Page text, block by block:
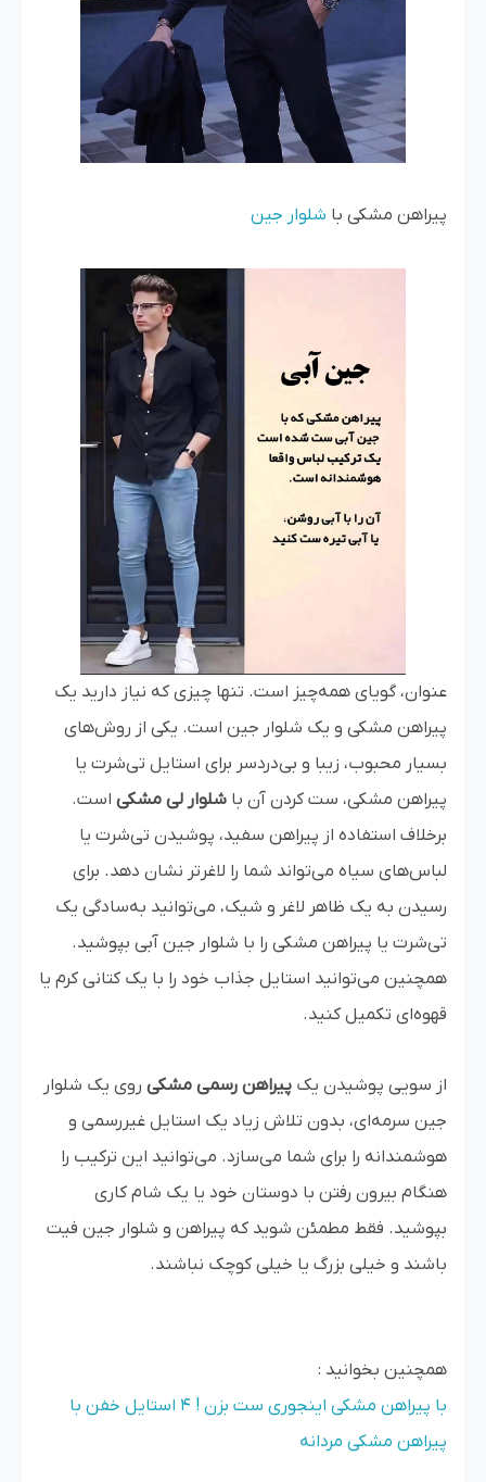
پیراهن مشکی با شلوار جین
عنوان، گویای همه‌چیز است. تنها چیزی که نیاز دارید یک
پیراهن مشکی و یک شلوار جین است. یکی از روش‌های
بسیار محبوب، زیبا و بی‌دردسر برای استایل تی‌شرت یا
پیراهن مشکی، ست کردن آن با شلوار لی مشکی است.
برخلاف استفاده از پیراهن سفید، پوشیدن تی‌شرت یا
لباس‌های سیاه می‌تواند شما را لاغرتر نشان دهد. برای
رسیدن به یک ظاهر لاغر و شیک، می‌توانید به‌سادگی یک
تی‌شرت یا پیراهن مشکی را با شلوار جین آبی بپوشید.
همچنین می‌توانید استایل جذاب خود را با یک کتانی کرم یا
قهوه‌ای تکمیل کنید.
از سویی پوشیدن یک پیراهن رسمی مشکی روی یک شلوار
جین سرمه‌ای، بدون تلاش زیاد یک استایل غیررسمی و
هوشمندانه را برای شما می‌سازد. می‌توانید این ترکیب را
هنگام بیرون رفتن با دوستان خود یا یک شام کاری
بپوشید. فقط مطمئن شوید که پیراهن و شلوار جین فیت
باشند و خیلی بزرگ یا خیلی کوچک نباشند.
همچنین بخوانید :
با پیراهن مشکی اینجوری ست بزن ! 4 استایل خفن با
پیراهن مشکی مردانه